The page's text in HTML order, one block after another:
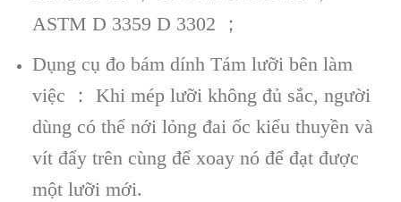
ASTM D 3359 D 3302 ；
Dụng cụ đo bám dính Tám lưỡi bên làm
việc ： Khi mép lưỡi không đủ sắc, người
dùng có thể nới lỏng đai ốc kiểu thuyền và
vít đẩy trên cùng để xoay nó để đạt được
một lưỡi mới.